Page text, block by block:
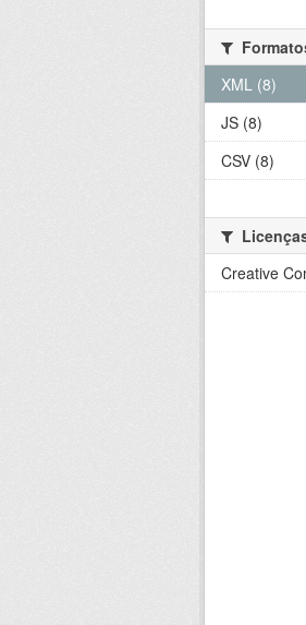
XML (8)
JS (8)
CSV (8)
Creative